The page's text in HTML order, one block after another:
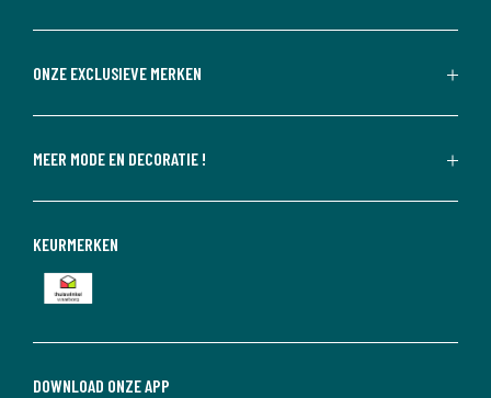
ONZE EXCLUSIEVE MERKEN
MEER MODE EN DECORATIE !
DOWNLOAD ONZE APP
KEURMERKEN